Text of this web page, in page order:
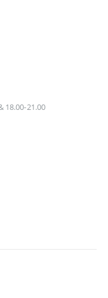
18.00-21.00